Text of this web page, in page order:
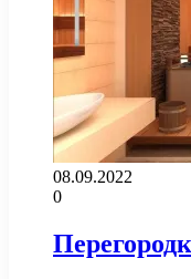
08.09.2022
0